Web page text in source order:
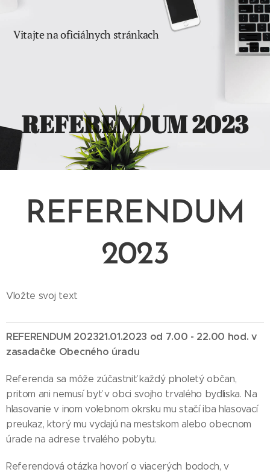
Vitajte na oficiálnych stránkach
REFERENDUM 2023
REFERENDUM
2023
Vložte svoj text
REFERENDUM 202321.01.2023 od 7.00 - 22.00 hod. v
zasadačke Obecného úradu
Referenda sa môže zúčastniť každý plnoletý občan,
pritom ani nemusí byť v obci svojho trvalého bydliska. Na
hlasovanie v inom volebnom okrsku mu stačí iba hlasovací
preukaz, ktorý mu vydajú na mestskom alebo obecnom
úrade na adrese trvalého pobytu.
Referendová otázka hovorí o viacerých bodoch, v